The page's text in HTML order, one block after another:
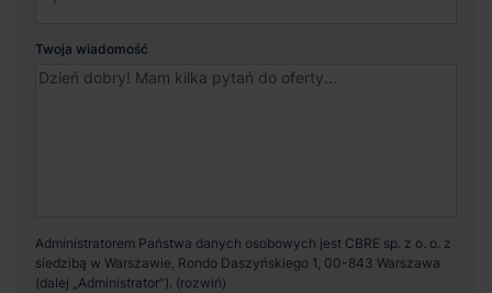
Twoja wiadomość
Administratorem Państwa danych osobowych jest CBRE sp. z o. o. z
siedzibą w Warszawie, Rondo Daszyńskiego 1, 00-843 Warszawa
(dalej „Administrator”).